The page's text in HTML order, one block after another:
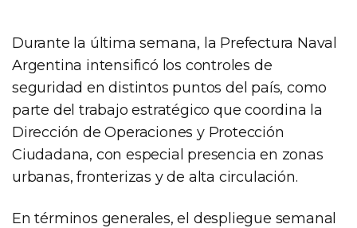
Durante la última semana, la Prefectura Naval
Argentina intensificó los controles de
seguridad en distintos puntos del país, como
parte del trabajo estratégico que coordina la
Dirección de Operaciones y Protección
Ciudadana, con especial presencia en zonas
urbanas, fronterizas y de alta circulación.
En términos generales, el despliegue semanal